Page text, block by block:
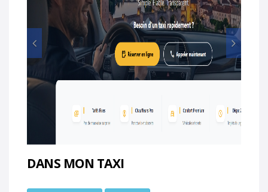
Prec Suiv
DANS MON TAXI